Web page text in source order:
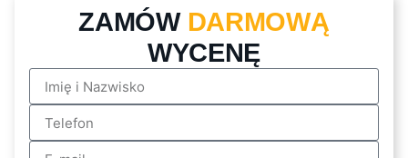
ZAMÓW DARMOWĄ
WYCENĘ